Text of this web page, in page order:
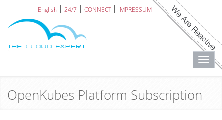
English 24/7 CONNECT IMPRESSUM
OpenKubes Platform Subscription